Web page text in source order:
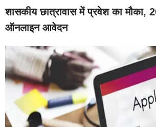
शासकीय छात्रावास में प्रवेश का
ऑनलाइन आवेदन